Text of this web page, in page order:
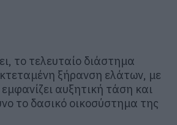
το τελευταίο διάστημα
ξήρανση ελάτων, με
αυξητική τάση και
το δασικό οικοσύστημα της